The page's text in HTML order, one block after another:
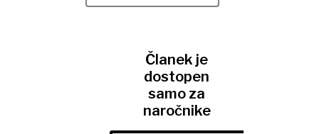
Članek je
dostopen
samo za
naročnike